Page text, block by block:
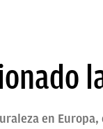
en